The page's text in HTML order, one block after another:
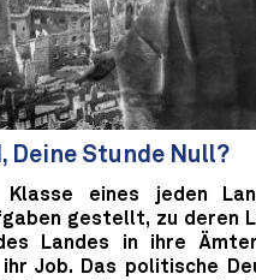
Deine Stunde Null?
Klasse eines jeden
gestellt, zu deren
Landes in ihre
Job. Das politische